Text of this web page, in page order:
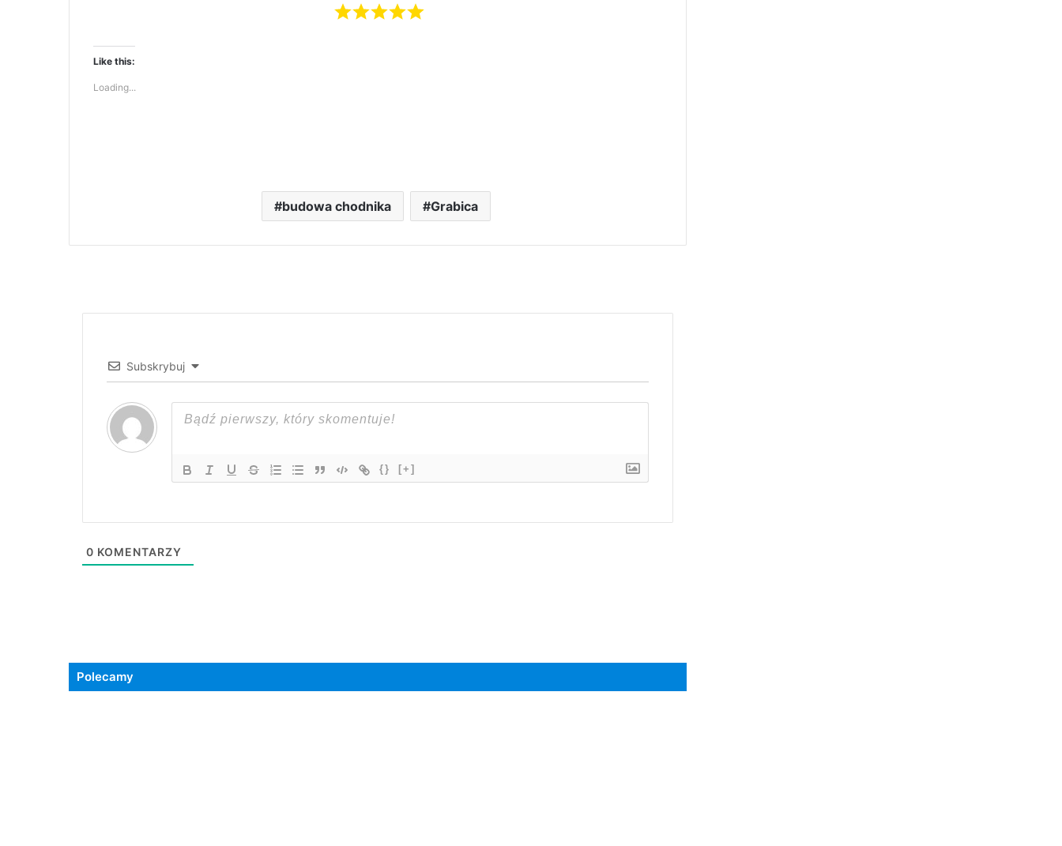
Like this:
Loading...
budowa chodnika Grabica
Subskrybuj
{} [+]
0 KOMENTARZY
Polecamy